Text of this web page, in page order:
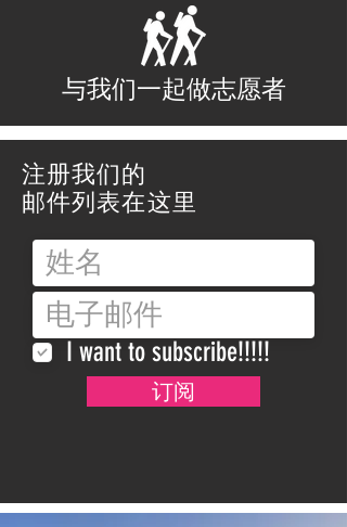
与我们一起做志愿者
注册我们的
邮件列表在这里
I want to subscribe!!!!!
订阅